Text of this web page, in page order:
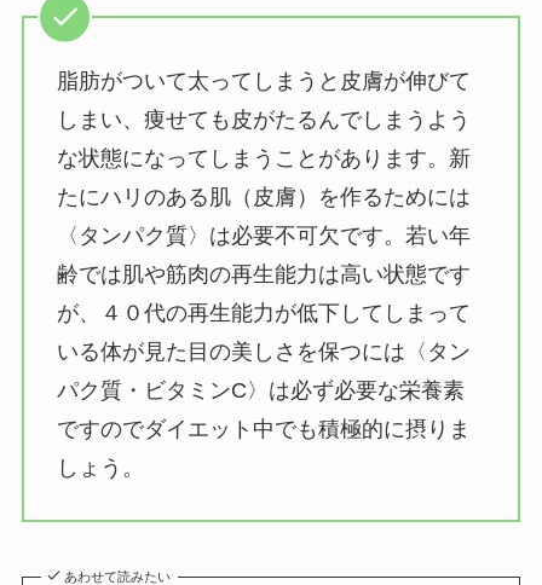
脂肪がついて太ってしまうと皮膚が伸びて
しまい、痩せても皮がたるんでしまうよう
な状態になってしまうことがあります。新
たにハリのある肌（皮膚）を作るためには
〈タンパク質〉は必要不可欠です。若い年
齢では肌や筋肉の再生能力は高い状態です
が、４０代の再生能力が低下してしまって
いる体が見た目の美しさを保つには〈タン
パク質・ビタミンC〉は必ず必要な栄養素
ですのでダイエット中でも積極的に摂りま
しょう。
あわせて読みたい